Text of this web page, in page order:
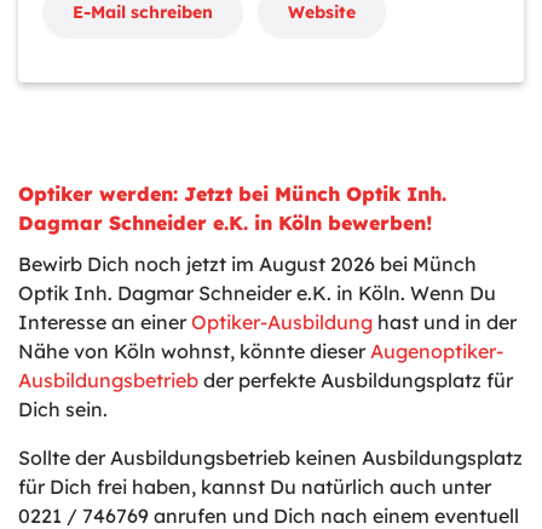
E-Mail schreiben Website
Optiker werden: Jetzt bei Münch Optik Inh.
Dagmar Schneider e.K. in Köln bewerben!
Bewirb Dich noch jetzt im August 2026 bei Münch
Optik Inh. Dagmar Schneider e.K. in Köln. Wenn Du
Interesse an einer Optiker-Ausbildung hast und in der
Nähe von Köln wohnst, könnte dieser Augenoptiker-
Ausbildungsbetrieb der perfekte Ausbildungsplatz für
Dich sein.
Sollte der Ausbildungsbetrieb keinen Ausbildungsplatz
für Dich frei haben, kannst Du natürlich auch unter
0221 / 746769 anrufen und Dich nach einem eventuell